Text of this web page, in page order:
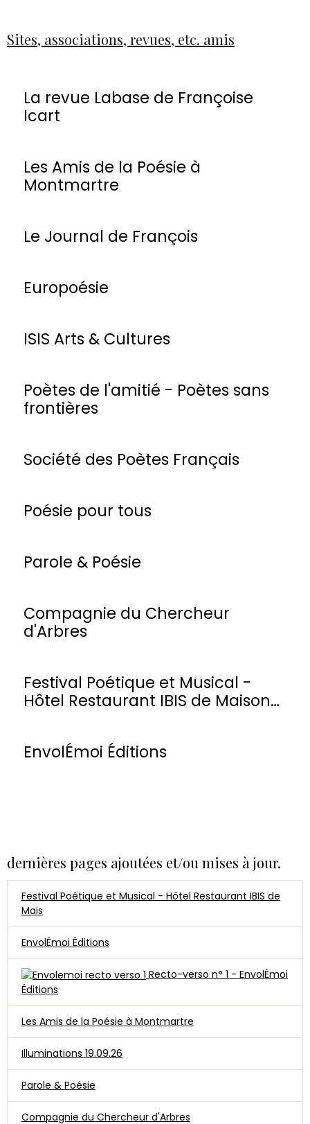
Sites, associations, revues, etc. amis
La revue Labase de Françoise
Icart
Les Amis de la Poésie à
Montmartre
Le Journal de François
Europoésie
ISIS Arts & Cultures
Poètes de l'amitié - Poètes sans
frontières
Société des Poètes Français
Poésie pour tous
Parole & Poésie
Compagnie du Chercheur
d'Arbres
Festival Poétique et Musical -
Hôtel Restaurant IBIS de Maisons-
EnvolÉmoi Éditions
dernières pages ajoutées et/ou mises à jour.
Festival Poétique et Musical - Hôtel Restaurant IBIS de
Mais
EnvolÉmoi Éditions
Recto-verso n° 1 - EnvolÉmoi
Éditions
Les Amis de la Poésie à Montmartre
Illuminations 19.09.26
Parole & Poésie
Compagnie du Chercheur d'Arbres